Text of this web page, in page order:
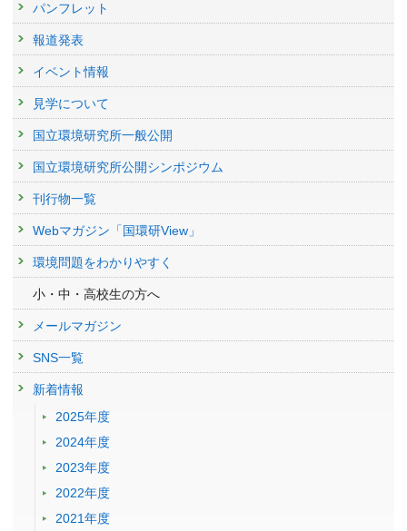
パンフレット
報道発表
イベント情報
見学について
国立環境研究所一般公開
国立環境研究所公開シンポジウム
刊行物一覧
Webマガジン「国環研View」
環境問題をわかりやすく
小・中・高校生の方へ
メールマガジン
SNS一覧
新着情報
2025年度
2024年度
2023年度
2022年度
2021年度